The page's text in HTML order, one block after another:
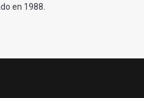
en 1988.